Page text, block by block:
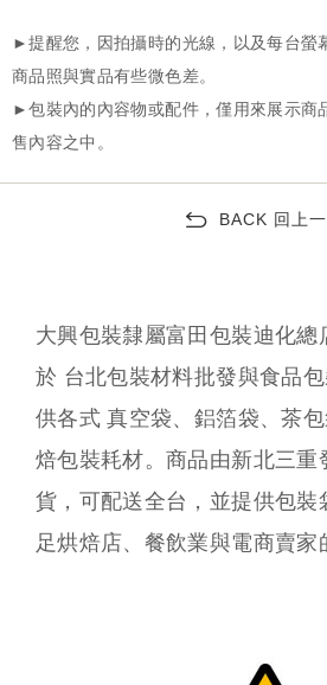
BACK 回上
大興包裝隸屬富田包裝迪化總
於 台北包裝材料批發與食品
供各式 真空袋、鋁箔袋、茶
焙包裝耗材。商品由新北三重
貨，可配送全台，並提供包裝
足烘焙店、餐飲業與電商賣家